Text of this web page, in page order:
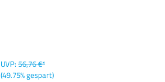
UVP: 56,76 €*
(49.75% gespart)